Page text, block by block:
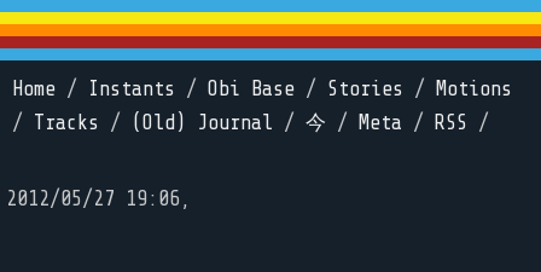
Home / Instants / Obi Base / Stories /
Motions
/ Tracks / (Old) Journal / 今 / Meta / RSS /
2012/05/27 19:06,